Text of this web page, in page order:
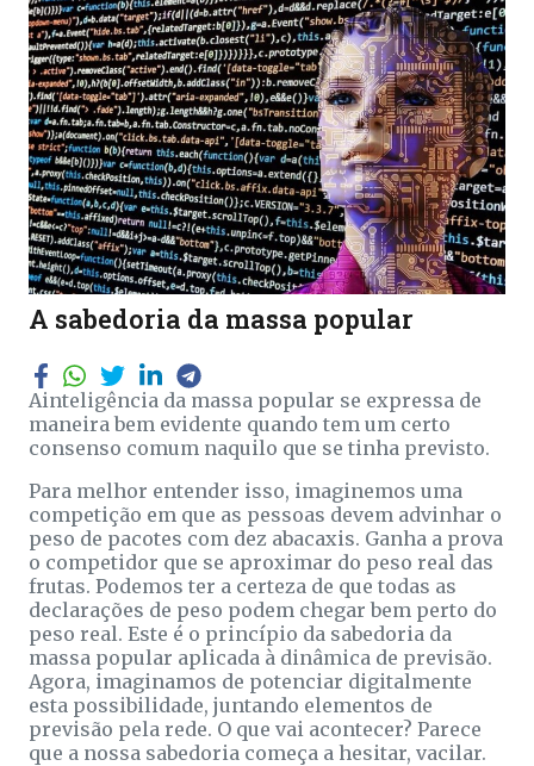
A sabedoria da massa popular
Ainteligência da massa popular se expressa de
maneira bem evidente quando tem um certo
consenso comum naquilo que se tinha previsto.
Para melhor entender isso, imaginemos uma
competição em que as pessoas devem advinhar o
peso de pacotes com dez abacaxis. Ganha a prova
o competidor que se aproximar do peso real das
frutas. Podemos ter a certeza de que todas as
declarações de peso podem chegar bem perto do
peso real. Este é o princípio da sabedoria da
massa popular aplicada à dinâmica de previsão.
Agora, imaginamos de potenciar digitalmente
esta possibilidade, juntando elementos de
previsão pela rede. O que vai acontecer? Parece
que a nossa sabedoria começa a hesitar, vacilar.